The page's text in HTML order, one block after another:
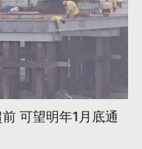
可望明年1月底通